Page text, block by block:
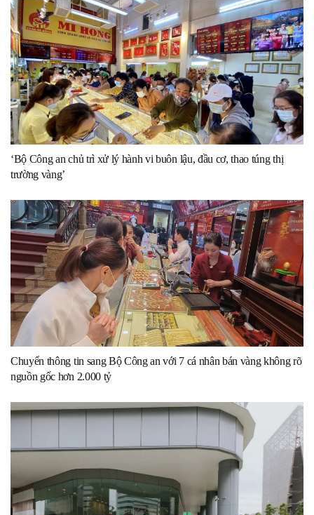
‘Bộ Công an chủ trì xử lý hành vi buôn lậu, đầu cơ, thao túng thị
trường vàng’
Chuyển thông tin sang Bộ Công an với 7 cá nhân bán vàng không rõ
nguồn gốc hơn 2.000 tỷ